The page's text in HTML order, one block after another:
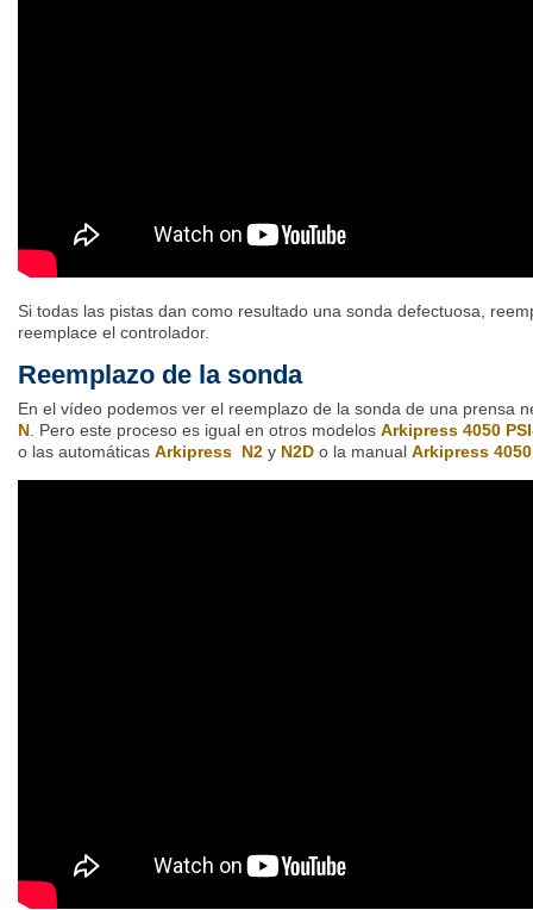
Si todas las pistas dan como resultado una sonda defectuosa,
reemplace el controlador.
Reemplazo de la sonda
En el vídeo podemos ver el reemplazo de la sonda de una prensa
N. Pero este proceso es igual en otros modelos Arkipress 4050
o las automáticas Arkipress N2 y N2D o la manual Arkipress